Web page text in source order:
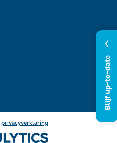
Blijf up-to-date
privacyverklaring